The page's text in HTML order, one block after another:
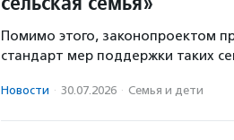
Помимо этого, законопроектом
стандарт мер поддержки таких
Новости · 30.07.2026 · Семья и дети